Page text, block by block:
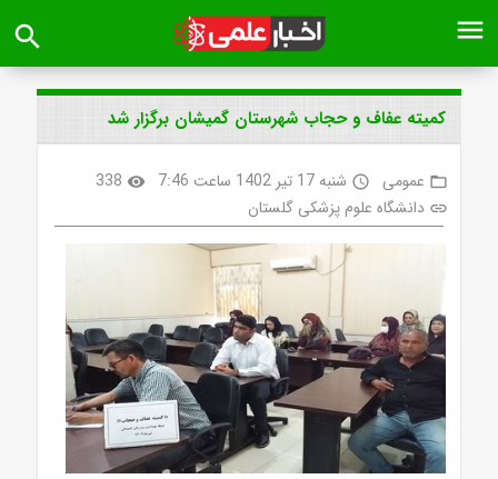
menu
search
کمیته عفاف و حجاب شهرستان گمیشان برگزار شد
folder_open عمومی access_time شنبه 17 تیر 1402 ساعت 7:46 visibility
338
link دانشگاه علوم پزشکی گلستان